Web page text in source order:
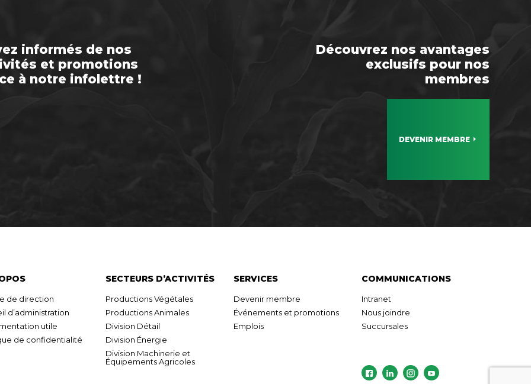
informés de nos
et promotions
à notre infolettre !
Découvrez nos avantages
exclusifs pour nos
membres
DEVENIR MEMBRE
de direction
d’administration
utile
de confidentialité
SECTEURS D’ACTIVITÉS
Productions Végétales
Productions Animales
Division Détail
Division Énergie
Division Machinerie et
Équipements Agricoles
SERVICES
Devenir membre
Événements et promotions
Emplois
COMMUNICATIONS
Intranet
Nous joindre
Succursales